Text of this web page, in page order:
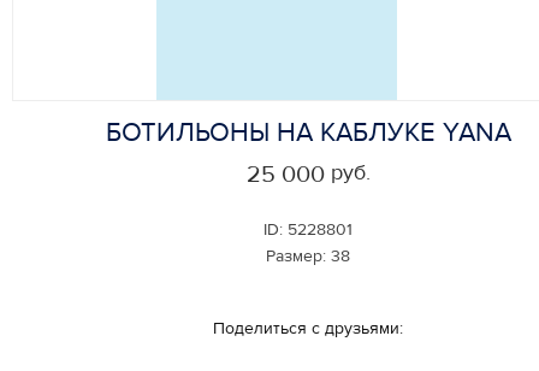
БОТИЛЬОНЫ НА КАБЛУКЕ YANA
ID: 5228801
Размер: 38
25 000 руб.
Поделиться с друзьями: